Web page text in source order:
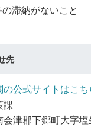
滞納がないこと
先
の公式サイトはこち
課
会津郡下郷町大字